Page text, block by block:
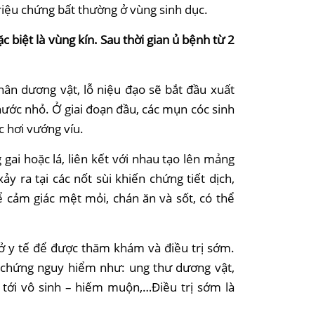
chứng bất thường ở vùng sinh dục.
biệt là vùng kín. Sau thời gian ủ bệnh từ 2
dương vật, lỗ niệu đạo sẽ bắt đầu xuất
nhỏ. Ở giai đoạn đầu, các mụn cóc sinh
hơi vướng víu.
hoặc lá, liên kết với nhau tạo lên mảng
ra tại các nốt sùi khiến chứng tiết dịch,
giác mệt mỏi, chán ăn và sốt, có thể
y tế để được thăm khám và điều trị sớm.
nguy hiểm như: ung thư dương vật,
vô sinh – hiếm muộn,…Điều trị sớm là